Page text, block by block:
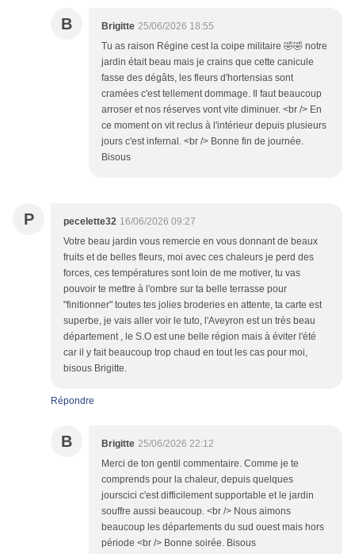
B Brigitte 25/06/2026 18:55
Tu as raison Régine cest la coipe militaire 🤣🤣 notre
jardin était beau mais je crains que cette canicule
fasse des dégâts, les fleurs d'hortensias sont
cramées c'est tellement dommage. Il faut beaucoup
arroser et nos réserves vont vite diminuer. <br /> En
ce moment on vit reclus à l'intérieur depuis plusieurs
jours c'est infernal. <br /> Bonne fin de journée.
Bisous
P pecelette32 16/06/2026 09:27
Votre beau jardin vous remercie en vous donnant de beaux
fruits et de belles fleurs, moi avec ces chaleurs je perd des
forces, ces températures sont loin de me motiver, tu vas
pouvoir te mettre à l'ombre sur ta belle terrasse pour
"finitionner" toutes tes jolies broderies en attente, ta carte est
superbe, je vais aller voir le tuto, l'Aveyron est un très beau
département , le S.O est une belle région mais à éviter l'été
car il y fait beaucoup trop chaud en tout les cas pour moi,
bisous Brigitte.
Répondre
B Brigitte 25/06/2026 22:12
Merci de ton gentil commentaire. Comme je te
comprends pour la chaleur, depuis quelques
jourscici c'est difficilement supportable et le jardin
souffre aussi beaucoup. <br /> Nous aimons
beaucoup les départements du sud ouest mais hors
période <br /> Bonne soirée. Bisous